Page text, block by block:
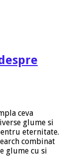
ceva
glume si
eternitate.
combinat
glume cu si